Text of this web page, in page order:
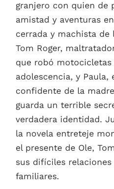
granjero con quien de
amistad y aventuras
cerrada y machista de
Tom Roger,
que robó
adolescencia, y
confidente de la
guarda un terrible
verdadera identidad.
la novela entreteje
el presente de Ole,
sus difíciles relaciones
familiares.